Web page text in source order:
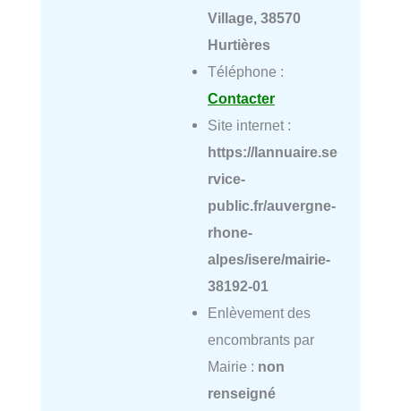
Village, 38570
Hurtières
Téléphone :
Contacter
Site internet :
https://lannuaire.se
rvice-
public.fr/auvergne-
rhone-
alpes/isere/mairie-
38192-01
Enlèvement des
encombrants par
Mairie : non
renseigné